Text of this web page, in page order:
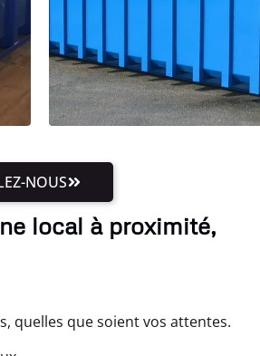
NOUS
local à proximité,
quelles que soient vos attentes.